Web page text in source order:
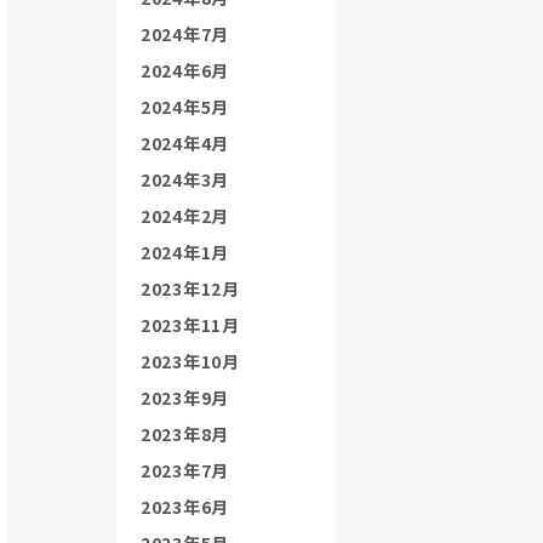
2024年7月
2024年6月
2024年5月
2024年4月
2024年3月
2024年2月
2024年1月
2023年12月
2023年11月
2023年10月
2023年9月
2023年8月
2023年7月
2023年6月